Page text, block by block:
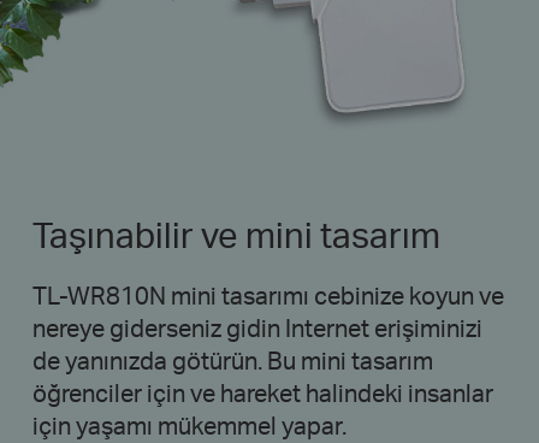
Taşınabilir ve mini tasarım
TL-WR810N mini tasarımı cebinize koyun ve
nereye giderseniz gidin Internet erişiminizi
de yanınızda götürün. Bu mini tasarım
öğrenciler için ve hareket halindeki insanlar
için yaşamı mükemmel yapar.